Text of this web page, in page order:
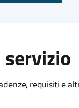
requisiti e